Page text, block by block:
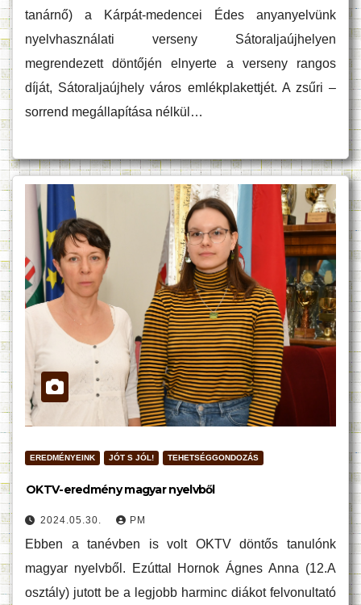
tanárnő) a Kárpát-medencei Édes anyanyelvünk
nyelvhasználati verseny Sátoraljaújhelyen
megrendezett döntőjén elnyerte a verseny rangos
díját, Sátoraljaújhely város emlékplakettjét. A zsűri –
sorrend megállapítása nélkül…
EREDMÉNYEINK JÓT S JÓL! TEHETSÉGGONDOZÁS
OKTV-eredmény magyar nyelvből
2024.05.30. PM
Ebben a tanévben is volt OKTV döntős tanulónk
magyar nyelvből. Ezúttal Hornok Ágnes Anna (12.A
osztály) jutott be a legjobb harminc diákot felvonultató